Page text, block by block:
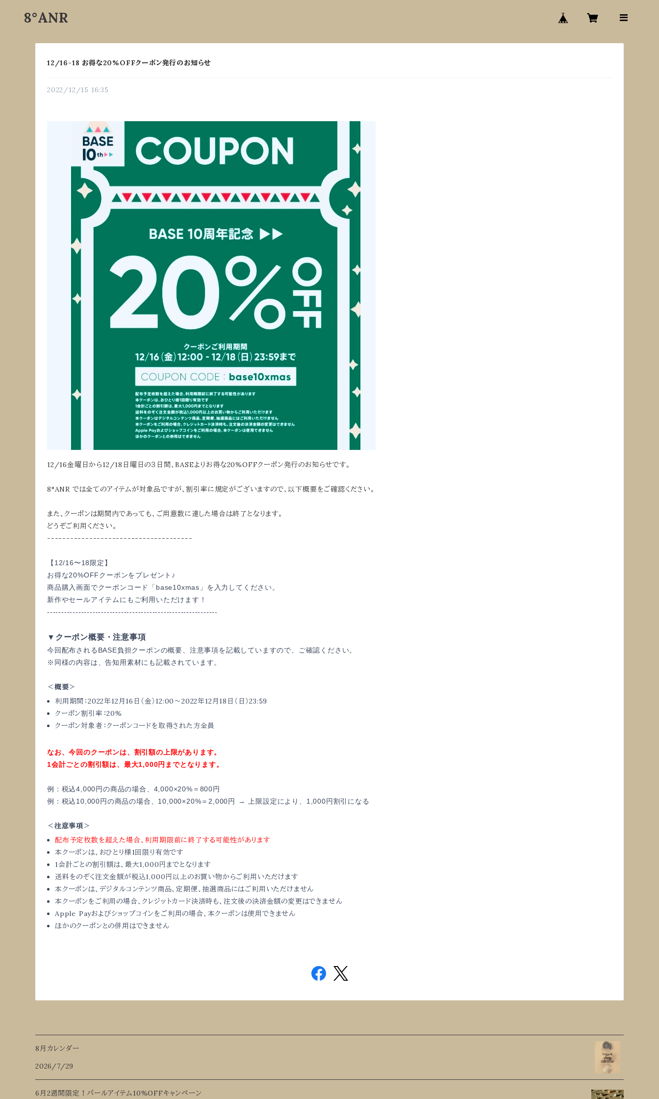
8°ANR
12/16-18 お得な20%OFFクーポン発行のお知らせ
2022/12/15 16:35
12/16金曜日から12/18日曜日の３日間、BASEよりお得な20%OFFクーポン発行のお知らせです。
8°ANR では全てのアイテムが対象品ですが、割引率に規定がございますので、以下概要をご確認ください。
また、クーポンは期間内であっても、ご用意数に達した場合は終了となります。
どうぞご利用ください。
--------------------------------------
【12/16〜18限定】
お得な20%OFFクーポンをプレゼント♪
商品購入画面でクーポンコード「base10xmas」 を入力してください。
新作やセールアイテムにもご利用いただけます！
------------------------------------------------------------
▼クーポン概要・注意事項
今回配布されるBASE負担クーポンの概要、 注意事項を記載していますので、ご確認ください。
※同様の内容は、告知用素材にも記載されています。
＜概要＞
利用期間：2022年12月16日（金）12:00〜2022年12月18日（日）23:59
クーポン割引率：20%
クーポン対象者：クーポンコードを取得された方全員
なお、今回のクーポンは、割引額の上限があります。
1会計ごとの割引額は、最大1,000円までとなります。
例：税込4,000円の商品の場合、4,000×20%＝ 800円
例：税込10,000円の商品の場合、10,000×20%＝ 2,000円 → 上限設定により、1,000円割引になる
＜注意事項＞
配布予定枚数を超えた場合、 利用期限前に終了する可能性があります
本クーポンは、おひとり様1回限り有効です
1会計ごとの割引額は、最大1,000円までとなります
送料をのぞく注文金額が税込1,000円以上のお買い物からご利用いただけます
本クーポンは、デジタルコンテンツ商品、定期便、 抽選商品にはご利用いただけません
本クーポンをご利用の場合、クレジットカード決済時も、 注文後の決済金額の変更はできません
Apple Payおよびショップコインをご利用の場合、 本クーポンは使用できません
ほかのクーポンとの併用はできません
8月カレンダー
2026/7/29
6月2週間限定！パールアイテム10%OFFキャンペーン